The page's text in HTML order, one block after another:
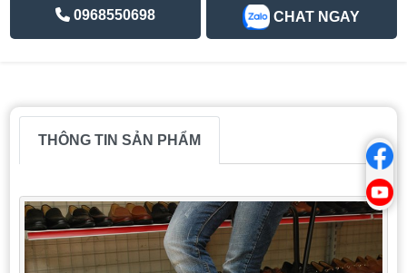
0968550698 CHAT NGAY
THÔNG TIN SẢN PHẨM